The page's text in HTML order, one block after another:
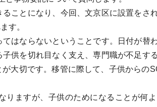
ことになり、今回、文京区に設置をさ
す。
はならないということです。日付が替
供を切れ目なく支え、専門職が不足す
大切です。移管に際して、子供からの
ますが、子供のためになることが何